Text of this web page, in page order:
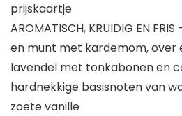
prijskaartje
AROMATISCH, KRUIDIG EN
en munt met kardemom, over
lavendel met tonkabonen en
hardnekkige basisnoten van
zoete vanille